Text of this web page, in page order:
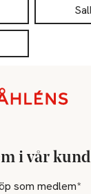
i vår
som medlem*